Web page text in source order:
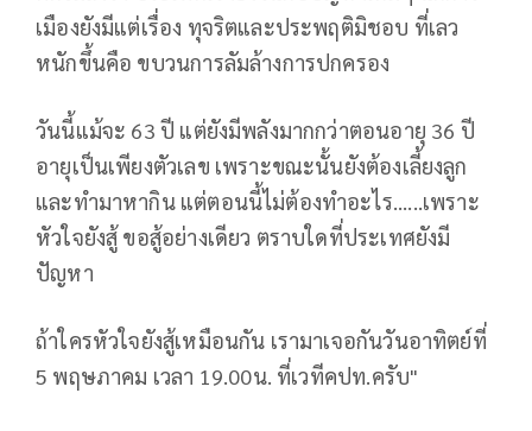
เมืองยังมีแต่เรื่อง ทุจริตและประพฤติมิชอบ ที่เลว
หนักขึ้นคือ ขบวนการลัมล้างการปกครอง
วันนี้แม้จะ 63 ปี แต่ยังมีพลังมากกว่าตอนอายุ 36 ปี
อายุเป็นเพียงตัวเลข เพราะขณะนั้นยังต้องเลี้ยงลูก
และทำมาหากิน แต่ตอนนี้ไม่ต้องทำอะไร......เพราะ
หัวใจยังสู้ ขอสู้อย่างเดียว ตราบใดที่ประเทศยังมี
ปัญหา
ถ้าใครหัวใจยังสู้เหมือนกัน เรามาเจอกันวันอาทิตย์ที่
5 พฤษภาคม เวลา 19.00น. ที่เวทีคปท.ครับ"